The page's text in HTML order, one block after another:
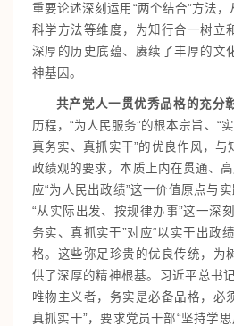
重要论述深刻运用“两个结合”方法，
科学方法等维度，为知行合一树立
深厚的历史底蕴、赓续了丰厚的文
神基因。
共产党人一贯优秀品格的充分
历程，“为人民服务”的根本宗旨、“
真务实、真抓实干”的优良作风，与
政绩观的要求，本质上内在贯通、
应“为人民出政绩”这一价值原点与
“从实际出发、按规律办事”这一深
务实、真抓实干”对应“以实干出政
格。这些弥足珍贵的优良传统，为
供了深厚的精神根基。习近平总书
唯物主义者，务实是必备品格，必
真抓实干”，要求党员干部“坚持学